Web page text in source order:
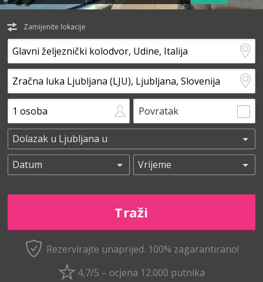
Zamijenite lokacije
Povratak
Rezervirajte unaprijed. 100% zagarantirano!
4,7/5 – ocjena 12.000 putnika